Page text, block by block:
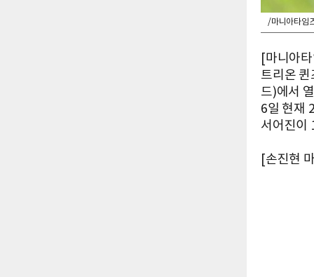
/마니아타임
[마니아
트리온
드)에서
6일 현재
서어진이
[손진현